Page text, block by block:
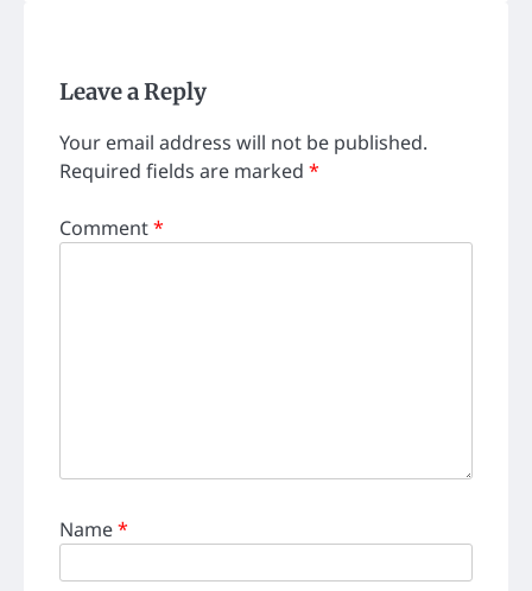
Leave a Reply
Your email address will not be published.
Required fields are marked *
Comment*
Name*